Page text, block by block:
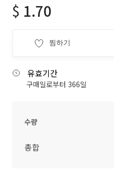
$ 1.70
찜하기
유효기간
구매일로부터 366일
수량
총합